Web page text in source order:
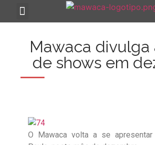
Mawaca divulga
de shows em
O Mawaca volta a se